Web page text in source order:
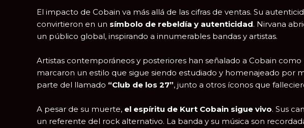
El impacto de Cobain va más allá de las cifras de ventas. Su
convirtieron en un símbolo de rebeldía y autenticidad. Nirvana
un público global, inspirando a innumerables bandas y artistas.
Artistas contemporáneos y posteriores han señalado a Cobain
marcaron un estilo que sigue siendo estudiado y homenajeado por
parte del llamado “Club de los 27”, junto a otros íconos que
A pesar de su muerte, el espíritu de Kurt Cobain sigue vivo. Sus
un referente del rock alternativo. La banda y su música son